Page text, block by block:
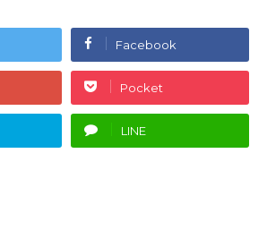
Facebook
Pocket
LINE